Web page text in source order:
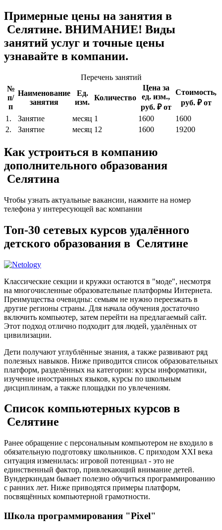
Примерные цены на занятия в
Селятине. ВНИМАНИЕ! Виды
занятий услуг и точные цены
узнавайте в компании.
Перечень занятий
№
п/
п
Наименование
занятия
Ед.
изм.
Количество
Цена за
ед. изм.,
руб. ₽ от
Стоимость,
руб. ₽ от
1.
Занятие месяц 1 1600
1600
2.
Занятие месяц 12 1600 19200
Как устроиться в компанию
дополнительного образования
Селятина
Чтобы узнать актуальные вакансии, нажмите на номер
телефона у интересующей вас компании
Топ-30 сетевых курсов удалённого
детского образования в Селятине
Классические секции и кружки остаются в "моде", несмотря
на многочисленные образовательные платформы Интернета.
Преимущества очевидны: семьям не нужно переезжать в
другие регионы страны. Для начала обучения достаточно
включить компьютер, затем перейти на предлагаемый сайт.
Этот подход отлично подходит для людей, удалённых от
цивилизации.
Дети получают углублённые знания, а также развивают ряд
полезных навыков. Ниже приводится список образовательных
платформ, разделённых на категории: курсы информатики,
изучение иностранных языков, курсы по школьным
дисциплинам, а также площадки по увлечениям.
Список компьютерных курсов в
Селятине
Ранее обращение с персональным компьютером не входило в
обязательную подготовку школьников. С приходом XXI века
ситуация изменилась: игровой потенциал - это не
единственный фактор, привлекающий внимание детей.
Вундеркиндам бывает полезно обучиться программированию
с ранних лет. Ниже приводятся примеры платформ,
посвящённых компьютерной грамотности.
Школа программирования "Pixel"